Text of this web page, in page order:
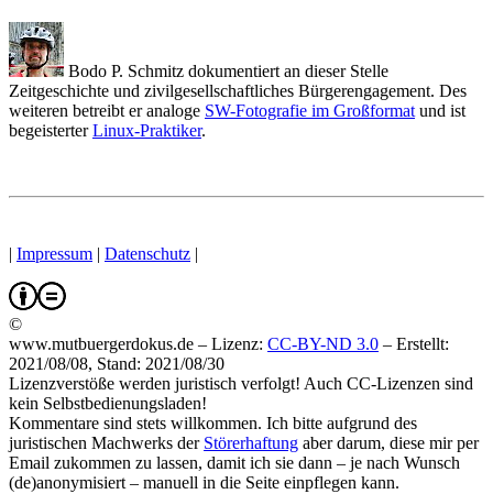
Bodo P. Schmitz dokumentiert an dieser Stelle
Zeitgeschichte und zivilgesellschaftliches Bürgerengagement. Des
weiteren betreibt er analoge SW-Fotografie im Großformatund ist
begeisterterLinux-Praktiker.
| Impressum | Datenschutz |
©
www.mutbuergerdokus.de – Lizenz: CC-BY-ND 3.0 – Erstellt:
2021/08/08, Stand: 2021/08/30
Lizenzverstöße werden juristisch verfolgt! Auch CC-Lizenzen sind
kein Selbstbedienungsladen!
Kommentare sind stets willkommen. Ich bitte aufgrund des
juristischen Machwerks der Störerhaftung aber darum, diese mir per
Email zukommen zu lassen, damit ich sie dann – je nach Wunsch
(de)anonymisiert – manuell in die Seite einpflegen kann.